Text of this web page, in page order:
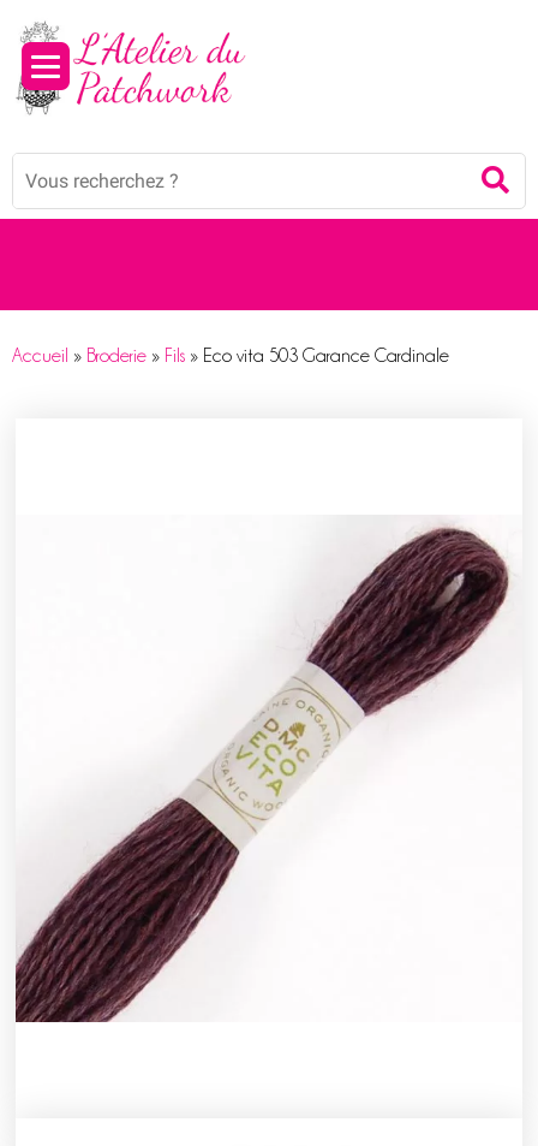
Mots
Accueil » Broderie » Fils » Eco vita 503 Garance Cardinale
Panneau de gestion des cookies